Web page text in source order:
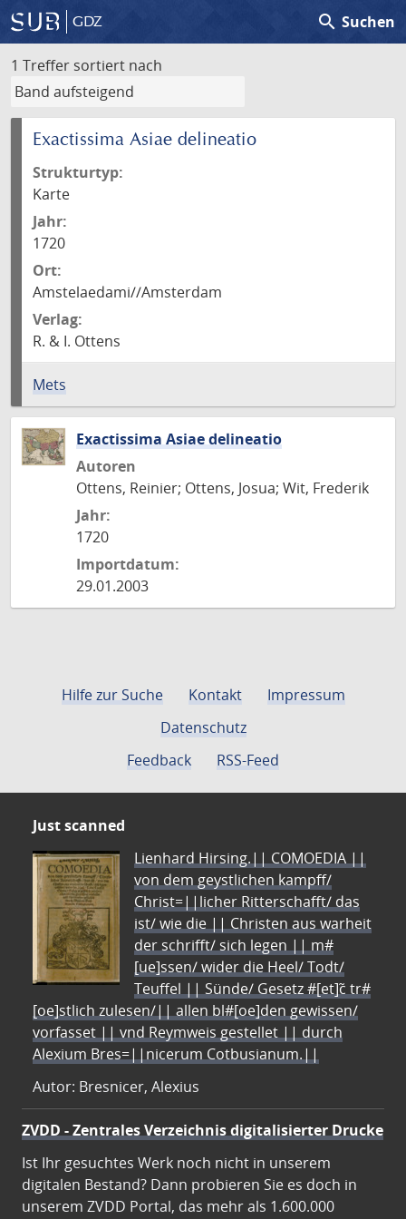
GDZ search Suchen
1 Treffer sortiert nach
Exactissima Asiae delineatio
Strukturtyp:
Karte
Jahr:
1720
Ort:
Amstelaedami//Amsterdam
Verlag:
R. & I. Ottens
Mets
Exactissima Asiae delineatio
Autoren
Ottens, Reinier; Ottens, Josua; Wit, Frederik
Jahr:
1720
Importdatum:
29.01.2003
Hilfe zur Suche Kontakt
Impressum
Datenschutz
Feedback
RSS-Feed
Just scanned
Lienhard Hirsing.|| COMOEDIA ||
von dem geystlichen kampff/
Christ=||licher Ritterschafft/ das
ist/ wie die || Christen aus warheit
der schrifft/ sich legen || m#
[ue]ssen/ wider die Heel/ Todt/
Teuffel || Sünde/ Gesetz #[et]c̃ tr#
[oe]stlich zulesen/|| allen bl#[oe]den gewissen/
vorfasset || vnd Reymweis gestellet || durch
Alexium Bres=||nicerum Cotbusianum.||
Autor: Bresnicer, Alexius
ZVDD - Zentrales Verzeichnis digitalisierter Drucke
Ist Ihr gesuchtes Werk noch nicht in unserem
digitalen Bestand? Dann probieren Sie es doch in
unserem ZVDD Portal, das mehr als 1.600.000